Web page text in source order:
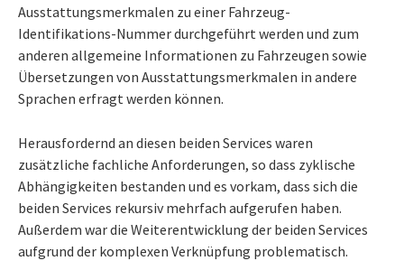
Ausstattungsmerkmalen zu einer Fahrzeug-
Identifikations-Nummer durchgeführt werden und zum
anderen allgemeine Informationen zu Fahrzeugen sowie
Übersetzungen von Ausstattungsmerkmalen in andere
Sprachen erfragt werden können.
Herausfordernd an diesen beiden Services waren
zusätzliche fachliche Anforderungen, so dass zyklische
Abhängigkeiten bestanden und es vorkam, dass sich die
beiden Services rekursiv mehrfach aufgerufen haben.
Außerdem war die Weiterentwicklung der beiden Services
aufgrund der komplexen Verknüpfung problematisch.